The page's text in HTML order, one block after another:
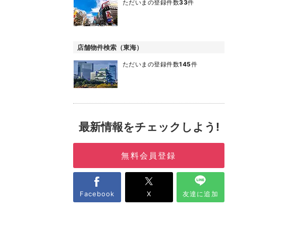
ただいまの登録件数33件
店舗物件検索（東海）
ただいまの登録件数145件
最新情報をチェックしよう!
無料会員登録
Facebook X 友達に追加